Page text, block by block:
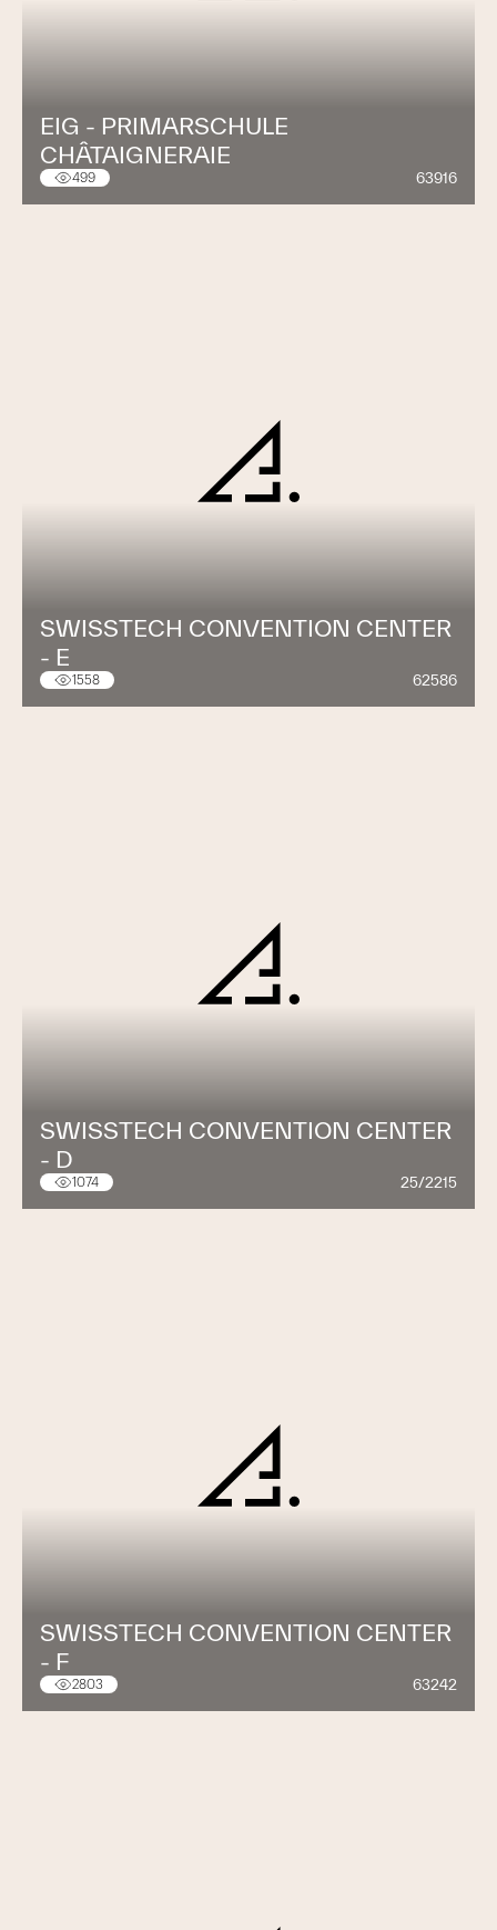
EIG - PRIMARSCHULE
CHÂTAIGNERAIE
499 63916
SWISSTECH CONVENTION CENTER
- E
1558 62586
SWISSTECH CONVENTION CENTER
- D
1074 25/2215
SWISSTECH CONVENTION CENTER
- F
2803 63242